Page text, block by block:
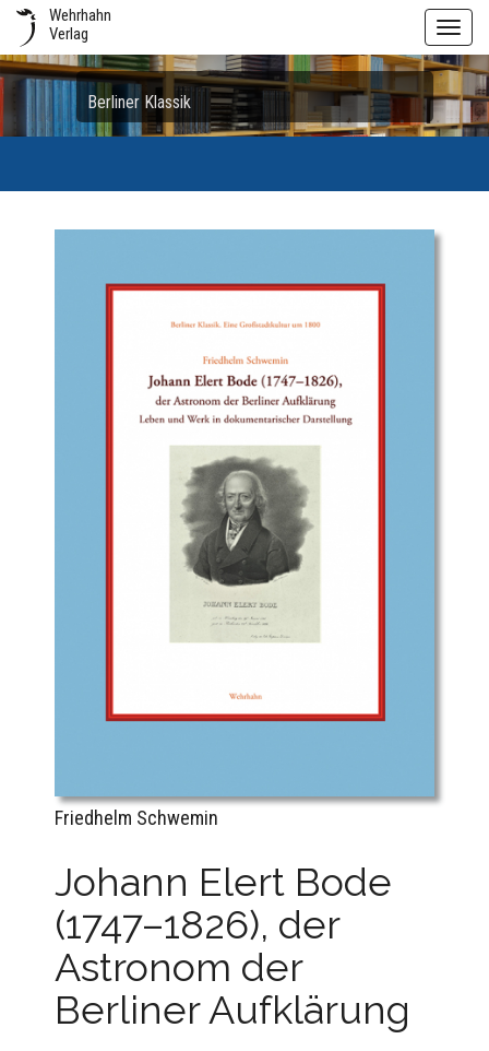
Wehrhahn
Verlag
Berliner Klassik
Friedhelm Schwemin
Johann Elert Bode
(1747–1826), der
Astronom der
Berliner Aufklärung